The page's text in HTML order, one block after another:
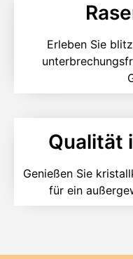
Erleben Sie
Qualität
Genießen Sie
für ein